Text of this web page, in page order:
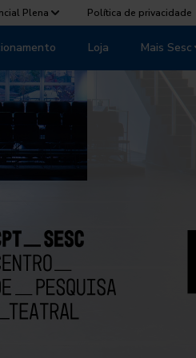
Plena Política de privacidade
Loja Mais Sesc